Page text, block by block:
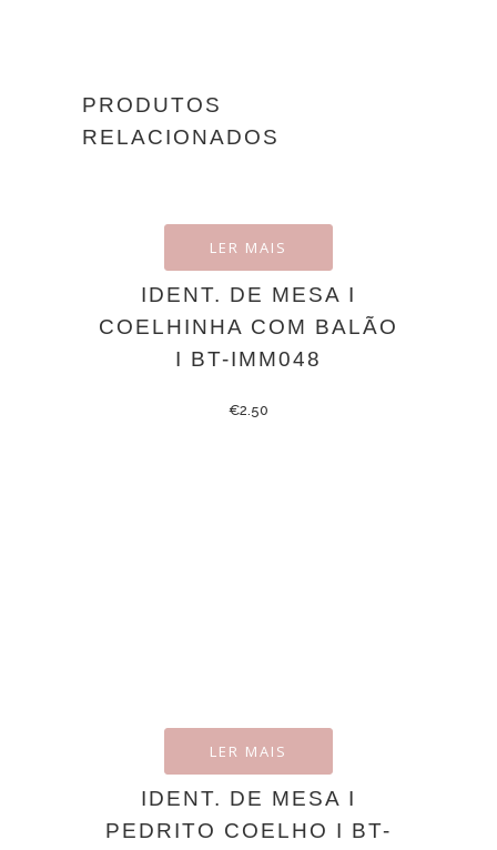
PRODUTOS
RELACIONADOS
LER MAIS
IDENT. DE MESA I
COELHINHA COM BALÃO
I BT-IMM048
€2.50
LER MAIS
IDENT. DE MESA I
PEDRITO COELHO I BT-